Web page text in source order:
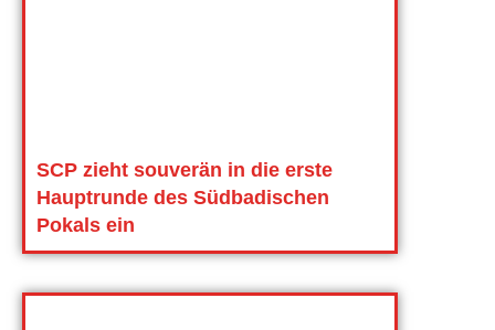
SCP zieht souverän in die erste
Hauptrunde des Südbadischen
Pokals ein